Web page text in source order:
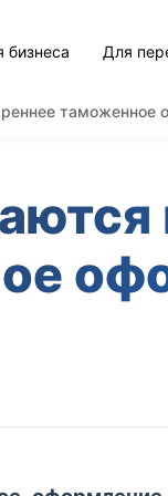
бизнеса Для
таможенное